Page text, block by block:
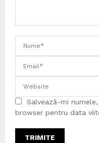
Salvează-mi
browser pentru data